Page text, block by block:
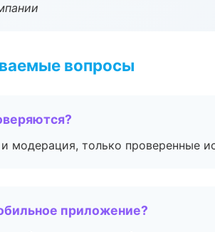
вопросы
модерация, только проверенные
приложение?